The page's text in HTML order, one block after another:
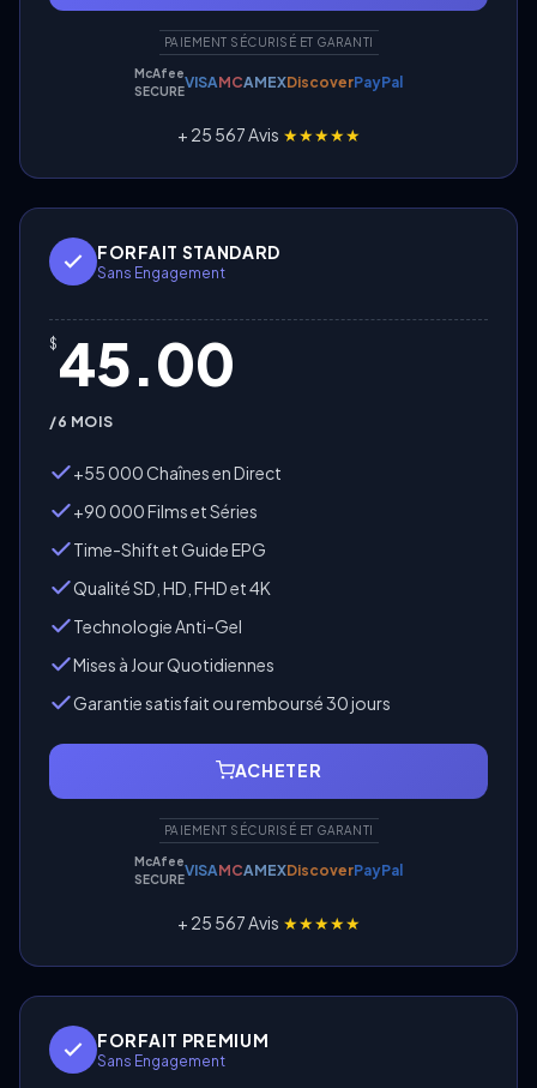
PAIEMENT SÉCURISÉ ET GARANTI
McAfee
SECUREVISAMCAMEXDiscoverPayPal
+ 25 567 Avis ★★★★★
FORFAIT STANDARD
Sans Engagement
$ 45.00
/6 MOIS
+55 000 Chaînes en Direct
+90 000 Films et Séries
Time-Shift et Guide EPG
Qualité SD, HD, FHD et 4K
Technologie Anti-Gel
Mises à Jour Quotidiennes
Garantie satisfait ou remboursé 30 jours
ACHETER
PAIEMENT SÉCURISÉ ET GARANTI
McAfee
SECUREVISAMCAMEXDiscoverPayPal
+ 25 567 Avis ★★★★★
FORFAIT PREMIUM
Sans Engagement